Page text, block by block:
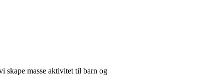
skape masse aktivitet til barn og